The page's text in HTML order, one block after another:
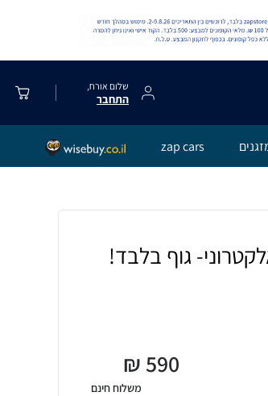
שלום אורח,
התחבר
zap cars
גוף בלבד!
590
₪
משלוח חינם